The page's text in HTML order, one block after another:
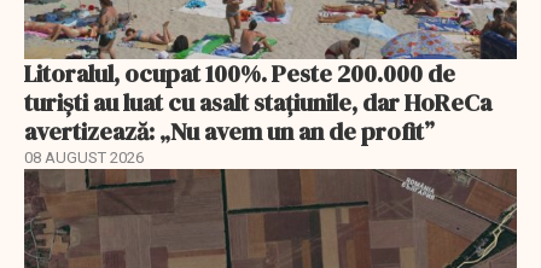
Litoralul, ocupat 100%. Peste 200.000 de
turiști au luat cu asalt stațiunile, dar HoReCa
avertizează: „Nu avem un an de profit”
08 AUGUST 2026